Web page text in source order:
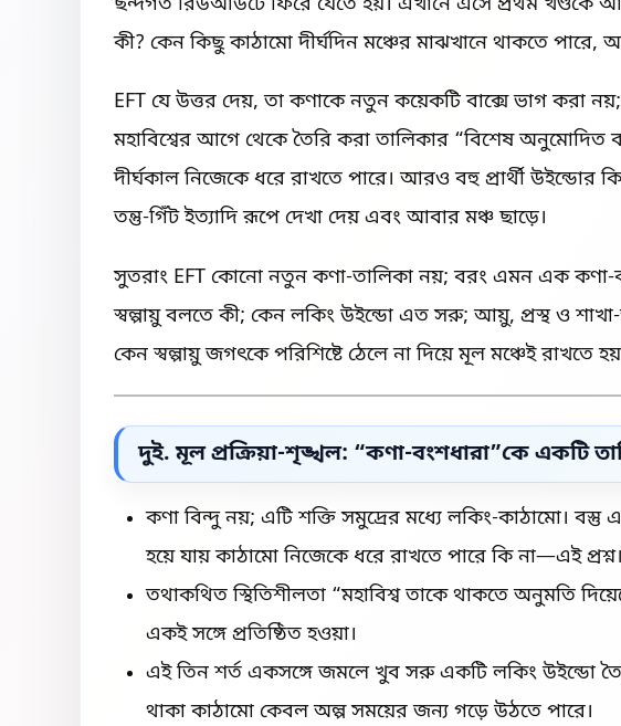
কী? কেন কিছু কাঠামো দীর্ঘদিন মঞ্চের মাঝখানে থাকতে
EFT যে উত্তর দেয়, তা কণাকে নতুন কয়েকটি বাক্সে ভাগ করা
মহাবিশ্বের আগে থেকে তৈরি করা তালিকার “বিশেষ
দীর্ঘকাল নিজেকে ধরে রাখতে পারে। আরও বহু প্রার্থী উইন্ডোর
তন্তু-গিঁট ইত্যাদি রূপে দেখা দেয় এবং আবার মঞ্চ ছাড়ে।
সুতরাং EFT কোনো নতুন কণা-তালিকা নয়; বরং এমন এক কণা-
স্বল্পায়ু বলতে কী; কেন লকিং উইন্ডো এত সরু; আয়ু, প্রস্থ ও
কেন স্বল্পায়ু জগৎকে পরিশিষ্টে ঠেলে না দিয়ে মূল মঞ্চেই রাখতে
দুই. মূল প্রক্রিয়া-শৃঙ্খল: “কণা-বংশধারা”কে একটি
কণা বিন্দু নয়; এটি শক্তি সমুদ্রের মধ্যে লকিং-কাঠামো। বস্তু
হয়ে যায় কাঠামো নিজেকে ধরে রাখতে পারে কি না—এই প্রশ্ন।
তথাকথিত স্থিতিশীলতা “মহাবিশ্ব তাকে থাকতে অনুমতি
একই সঙ্গে প্রতিষ্ঠিত হওয়া।
এই তিন শর্ত একসঙ্গে জমলে খুব সরু একটি লকিং উইন্ডো
থাকা কাঠামো কেবল অল্প সময়ের জন্য গড়ে উঠতে পারে।